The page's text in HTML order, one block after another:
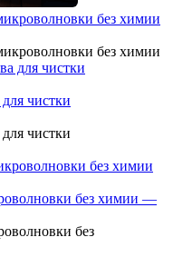
без химии
без химии
чистки
чистки
без химии —
без